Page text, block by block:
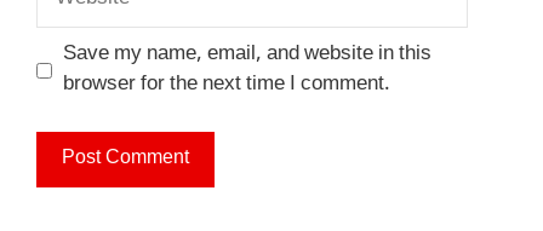
Save my name, email, and website in this
browser for the next time I comment.